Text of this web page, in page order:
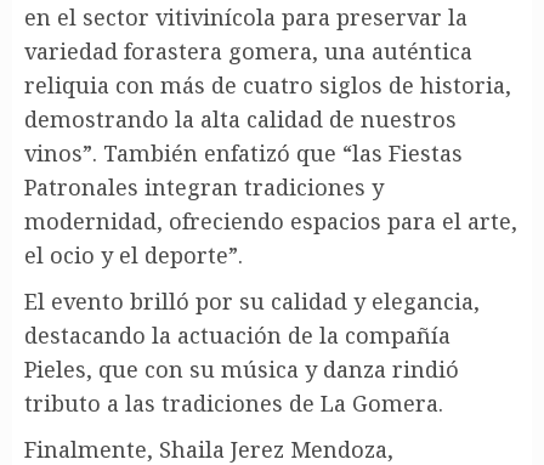
en el sector vitivinícola para preservar la
variedad forastera gomera, una auténtica
reliquia con más de cuatro siglos de historia,
demostrando la alta calidad de nuestros
vinos”. También enfatizó que “las Fiestas
Patronales integran tradiciones y
modernidad, ofreciendo espacios para el arte,
el ocio y el deporte”.
El evento brilló por su calidad y elegancia,
destacando la actuación de la compañía
Pieles, que con su música y danza rindió
tributo a las tradiciones de La Gomera.
Finalmente, Shaila Jerez Mendoza,